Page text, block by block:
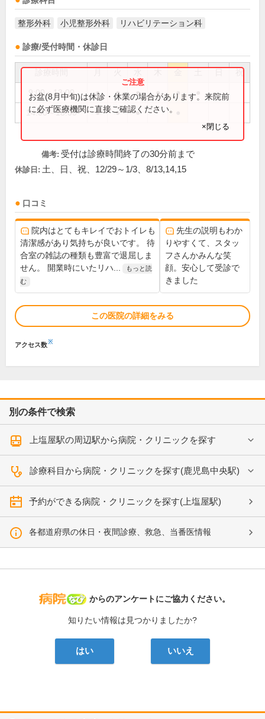
整形外科 小児整形外科 リハビリテーション科
診療/受付時間・休診日
祝
9:00～13:00 ● ● ● ● ●
14:00～18:00 ● ● ●
お盆(8月中旬)は休診・休業の場合があります。来院前
に必ず医療機関に直接ご確認ください。
×閉じる
備考: 受付は診療時間終了の30分前まで
休診日: 土、日、祝、12/29～1/3、8/13,14,15
口コミ
院内はとてもキレイでおトイレも
清潔感があり気持ちが良いです。 待
合室の雑誌の種類も豊富で退屈しま
せん。 開業時にいたリハ...
もっと読
む
先生の説明もわか
りやすくて、スタッ
フさんかみんな笑
顔。安心して受診で
きました
この医院の詳細をみる
アクセス数※
別の条件で検索
上塩屋駅の周辺駅から病院・クリニックを探す
診療科目から病院・クリニックを探す(鹿児島中央駅)
予約ができる病院・クリニックを探す(上塩屋駅)
各都道府県の休日・夜間診療、救急、当番医情報
病院なび
からのアンケートにご協力ください。
知りたい情報は見つかりましたか?
はい いいえ